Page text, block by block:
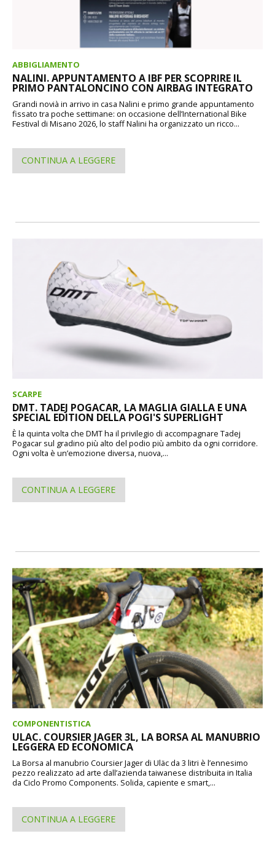
ABBIGLIAMENTO
NALINI. APPUNTAMENTO A IBF PER SCOPRIRE IL
PRIMO PANTALONCINO CON AIRBAG INTEGRATO
Grandi novià in arrivo in casa Nalini e primo grande appuntamento
fissato tra poche settimane: on occasione dell’International Bike
Festival di Misano 2026, lo staff Nalini ha organizzato un ricco...
CONTINUA A LEGGERE
SCARPE
DMT. TADEJ POGACAR, LA MAGLIA GIALLA E UNA
SPECIAL EDITION DELLA POGI'S SUPERLIGHT
È la quinta volta che DMT ha il privilegio di accompagnare Tadej
Pogacar sul gradino più alto del podio più ambito da ogni corridore.
Ogni volta è un’emozione diversa, nuova,...
CONTINUA A LEGGERE
COMPONENTISTICA
ULAC. COURSIER JAGER 3L, LA BORSA AL MANUBRIO
LEGGERA ED ECONOMICA
La Borsa al manubrio Coursier Jager di Uläc da 3 litri è l’ennesimo
pezzo realizzato ad arte dall’azienda taiwanese distribuita in Italia
da Ciclo Promo Components. Solida, capiente e smart,...
CONTINUA A LEGGERE